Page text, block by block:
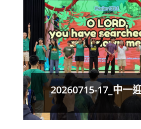
20260715-17_中一